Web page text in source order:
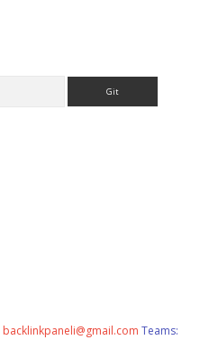
backlinkpaneli@gmail.com Teams: